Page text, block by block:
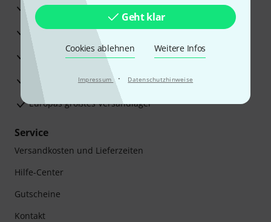
Geht klar
Cookies ablehnen Weitere Infos
Impressum · Datenschutzhinweise
30 Tage Money-Back-Garantie
Reparaturservice
Beratung durch Fachexperten
Zufriedenheitsgarantie
Europas größtes Versandlager
Service
Versandkosten und Lieferzeiten
Hilfe-Center
Gutscheine
Kontakt